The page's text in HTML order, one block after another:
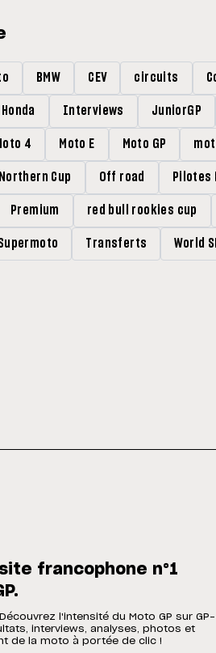
BMW CEV circuits
Honda Interviews JuniorGP
4 Moto E Moto GP
Northern Cup Off road Pilotes
Premium red bull rookies cup
Transferts World
francophone n°1
l'intensité du Moto GP sur GP-
interviews, analyses, photos et
de la moto à portée de clic !